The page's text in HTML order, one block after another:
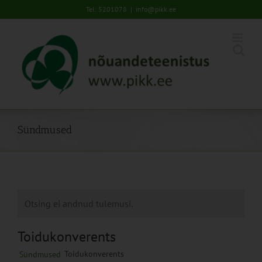
to
Tel: 5201078 | info@pikk.ee
Sündmused
Otsing ei andnud tulemusi.
Toidukonverents
Sündmused Toidukonverents